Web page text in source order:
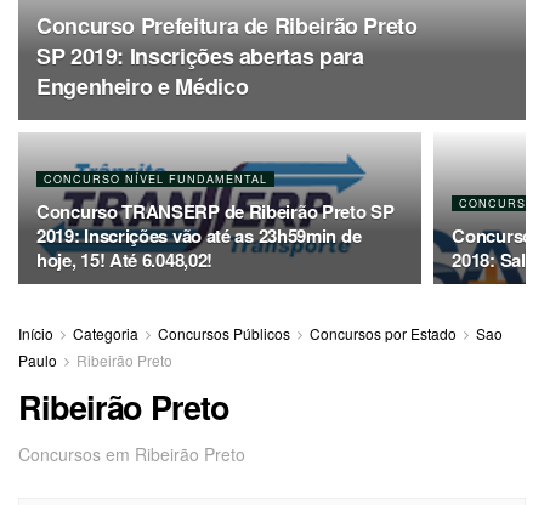
Concurso Prefeitura de Ribeirão Preto
SP 2019: Inscrições abertas para
Engenheiro e Médico
CONCURSO NÍVEL FUNDAMENTAL
Concurso TRANSERP de Ribeirão Preto SP
2019: Inscrições vão até as 23h59min de
hoje, 15! Até 6.048,02!
CONCURSO
Concurso
2018:
Início Categoria Concursos Públicos Concursos por Estado
Sao
Paulo
Ribeirão Preto
Ribeirão Preto
Concursos em Ribeirão Preto